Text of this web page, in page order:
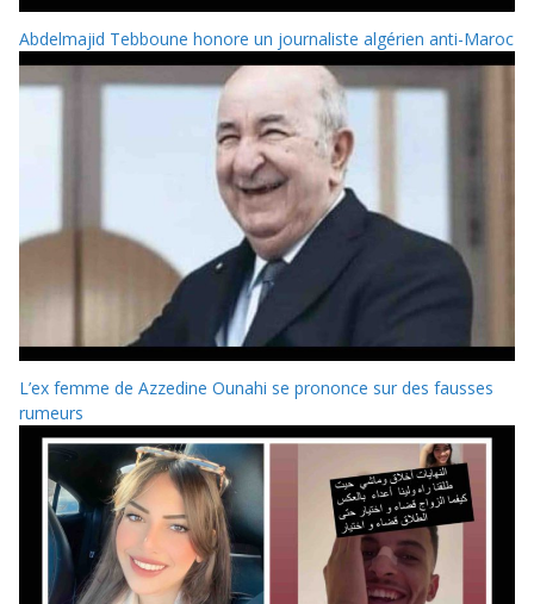
Abdelmajid Tebboune honore un journaliste algérien anti-Maroc
L’ex femme de Azzedine Ounahi se prononce sur des fausses
rumeurs